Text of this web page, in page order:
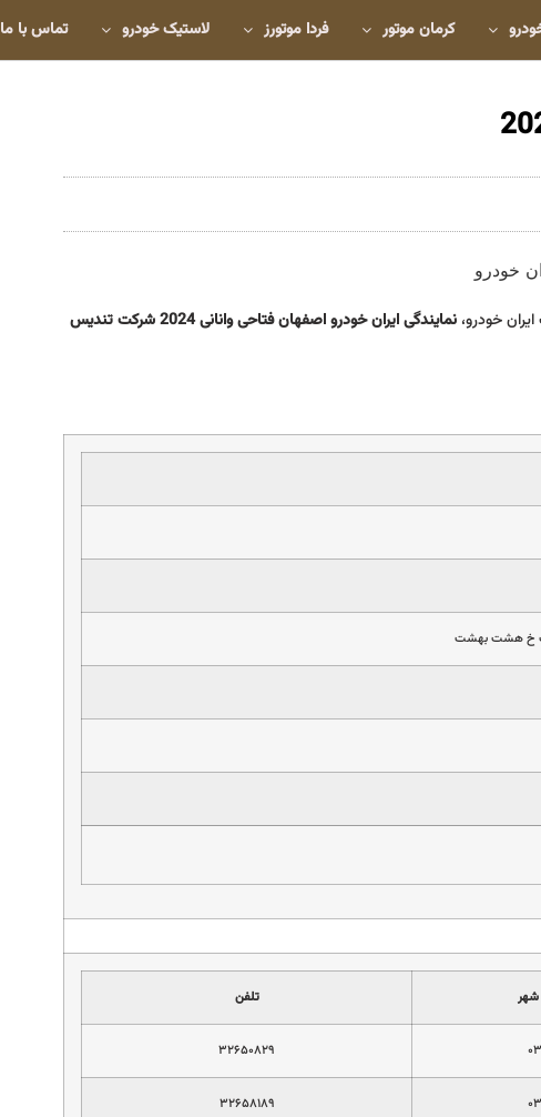
کرمان موتور فردا موتورز لاستیک خودرو تماس با ما
خودرو، نمایندگی ایران خودرو اصفهان فتاحی وانانی 2024
شركت تنديس
خ هشت بهشت
شهر تلفن
۳۲۶۵۰۸۲۹
۳۲۶۵۸۱۸۹